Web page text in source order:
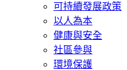
可持續發展政策
以人為本
健康與安全
社區參與
環境保護